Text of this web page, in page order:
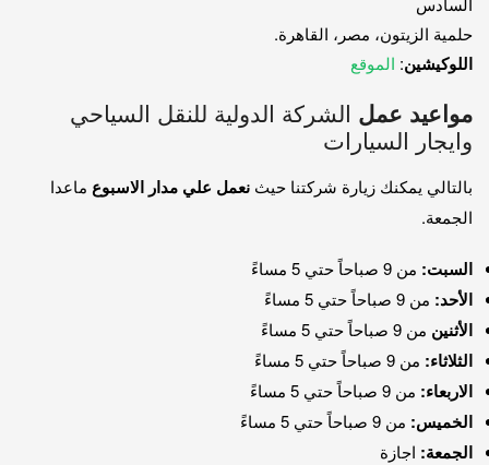
حلمية الزيتون، مصر، القاهرة.
اللوكيشين: الموقع
مواعيد عمل الشركة الدولية للنقل السياحي
وايجار السيارات
بالتالي يمكنك زيارة شركتنا حيث نعمل علي مدار الاسبوع ماعدا
الجمعة.
السبت: من 9 صباحاً حتي 5 مساءً
الأحد: من 9 صباحاً حتي 5 مساءً
الأثنين من 9 صباحاً حتي 5 مساءً
الثلاثاء: من 9 صباحاً حتي 5 مساءً
الاربعاء: من 9 صباحاً حتي 5 مساءً
الخميس: من 9 صباحاً حتي 5 مساءً
الجمعة: اجازة